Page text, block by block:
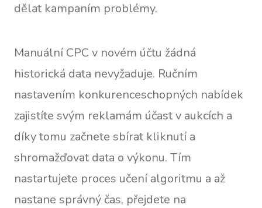
dělat kampaním problémy.
Manuální CPC v novém účtu žádná
historická data nevyžaduje. Ručním
nastavením konkurenceschopných nabídek
zajistíte svým reklamám účast v aukcích a
díky tomu začnete sbírat kliknutí a
shromažďovat data o výkonu. Tím
nastartujete proces učení algoritmu a až
nastane správný čas, přejdete na